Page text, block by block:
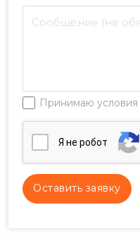
Принимаю условия
Я нe poбoт